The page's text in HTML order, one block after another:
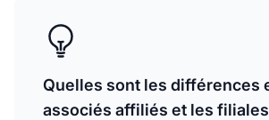
Quelles sont les différences
associés affiliés et les